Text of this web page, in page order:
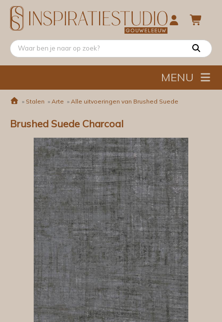
MENU
» Stalen » Arte » Alle uitvoeringen van Brushed Suede
Brushed Suede Charcoal